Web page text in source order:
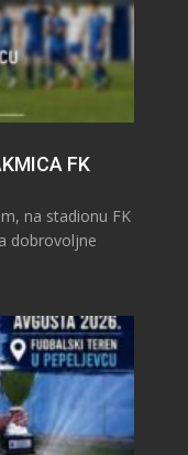
FK
na stadionu FK
dobrovoljne